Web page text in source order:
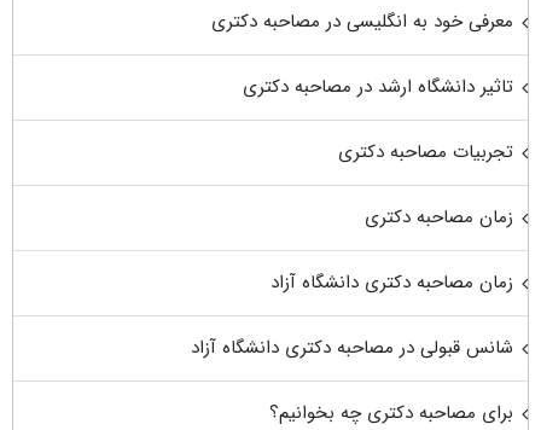
معرفی خود به انگلیسی در مصاحبه دکتری
تاثیر دانشگاه ارشد در مصاحبه دکتری
تجربیات مصاحبه دکتری
زمان مصاحبه دکتری
زمان مصاحبه دکتری دانشگاه آزاد
شانس قبولی در مصاحبه دکتری دانشگاه آزاد
برای مصاحبه دکتری چه بخوانیم؟